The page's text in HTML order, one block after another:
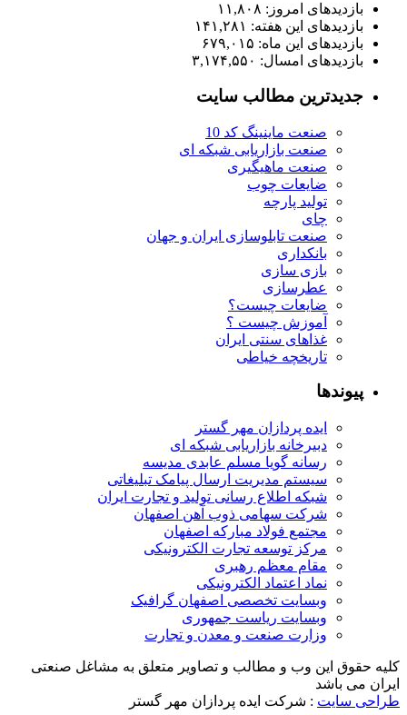
بازدیدهای امروز: ۱۱,۸۰۸
بازدیدهای این هفته: ۱۴۱,۲۸۱
بازدیدهای این ماه: ۶۷۹,۰۱۵
بازدیدهای امسال: ۳,۱۷۴,۵۵۰
جدیدترین مطالب سایت
صنعت ماینینگ کد 10
صنعت بازاریابی شبکه ای
صنعت ماهیگیری
ضایعات چوب
تولید پارچه
چای
صنعت تابلوسازی ایران و جهان
بانکداری
بازی سازی
عطرسازی
ضایعات چیست؟
آموزش چیست ؟
غذاهای سنتی ایران
تاریخچه خیاطی
پیوندها
ایده پردازان مهر گستر
دبیرخانه بازاریابی شبکه ای
رسانه گویا مسلم عابدی مدیسه
سیستم مدیریت ارسال پیامک تبلیغاتی
شبکه اطلاع رسانی تولید و تجارت ایران
شرکت سهامی ذوب آهن اصفهان
مجتمع فولاد مبارکه اصفهان
مرکز توسعه تجارت الکترونیکی
مقام معظم رهبری
نماد اعتماد الکترونیکی
وبسایت تخصصی اصفهان گرافیک
وبسایت ریاست جمهوری
وزارت صنعت و معدن و تجارت
کلیه حقوق این وب و مطالب و تصاویر متعلق به مشاغل صنعتی
ایران می باشد
طراحی سایت : شرکت ایده پردازان مهر گستر